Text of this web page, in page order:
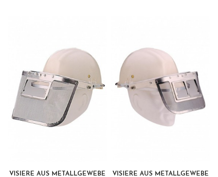
VISIERE AUS METALLGEWEBE
VISIERE AUS METALLGEWEBE